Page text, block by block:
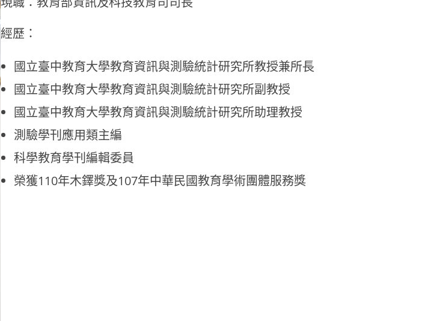
經歷：
國立臺中教育大學教育資訊與測驗統計研究所教授兼所長
國立臺中教育大學教育資訊與測驗統計研究所副教授
國立臺中教育大學教育資訊與測驗統計研究所助理教授
測驗學刊應用類主編
科學教育學刊編輯委員
榮獲110年木鐸獎及107年中華民國教育學術團體服務獎